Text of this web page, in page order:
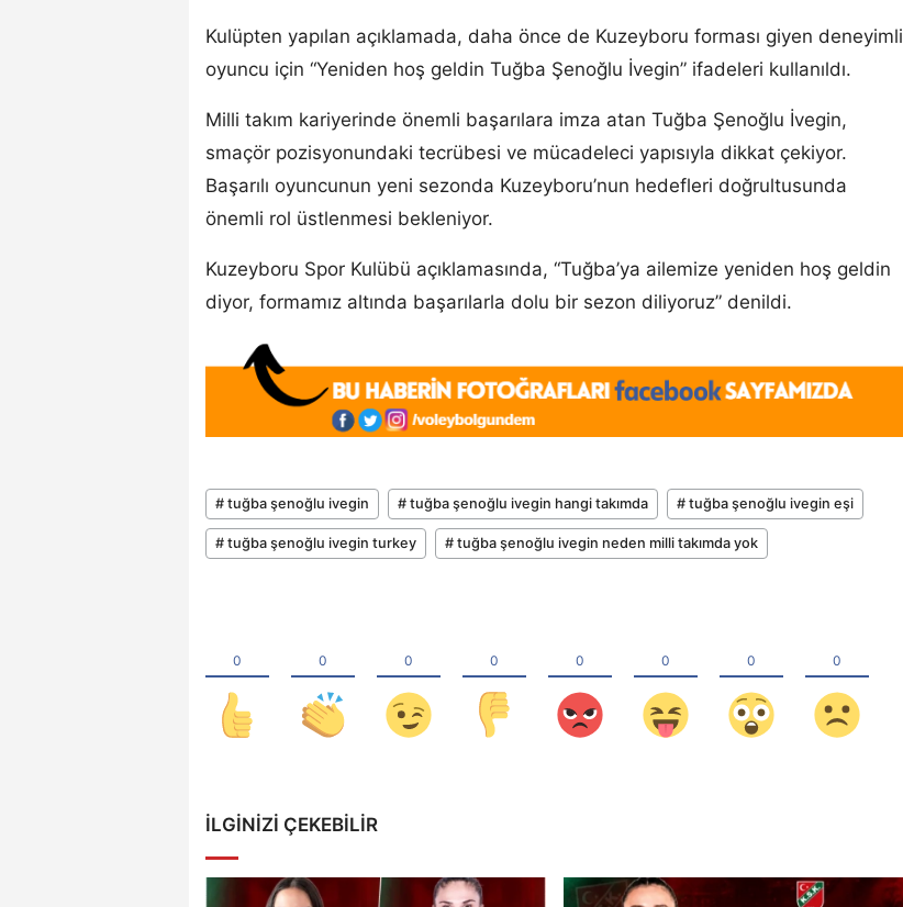
Kulüpten yapılan açıklamada, daha önce de Kuzeyboru forması giyen deneyimli
oyuncu için “Yeniden hoş geldin Tuğba Şenoğlu İvegin” ifadeleri kullanıldı.
Milli takım kariyerinde önemli başarılara imza atan Tuğba Şenoğlu İvegin,
smaçör pozisyonundaki tecrübesi ve mücadeleci yapısıyla dikkat çekiyor.
Başarılı oyuncunun yeni sezonda Kuzeyboru’nun hedefleri doğrultusunda
önemli rol üstlenmesi bekleniyor.
Kuzeyboru Spor Kulübü açıklamasında, “Tuğba’ya ailemize yeniden hoş geldin
diyor, formamız altında başarılarla dolu bir sezon diliyoruz” denildi.
# tuğba şenoğlu ivegin # tuğba şenoğlu ivegin hangi takımda # tuğba şenoğlu ivegin eşi
# tuğba şenoğlu ivegin turkey # tuğba şenoğlu ivegin neden milli takımda yok
İLGINIZI ÇEKEBILIR